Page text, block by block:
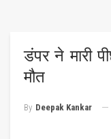
डंपर ने मारी
मौत
By Deepak Kankar